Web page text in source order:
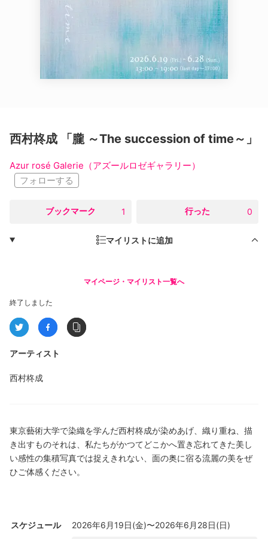
西村柊成 「朧 ～The succession of time～」
Azur rosé Galerie（アズールロゼギャラリー）
フォローする
ブックマーク 1 行った 0
マイリストに追加
マイページ・マイリスト一覧へ
終了しました
アーティスト
西村柊成
東京藝術大学で染織を学んだ西村柊成が染めあげ、織り重ね、描
き出すものそれは、私たちがかつてどこかへ置き忘れてきた美し
い感性の集積写真では捉えきれない、面の奥に宿る流麗の美をぜ
ひご体感ください。
スケジュール 2026年6月19日(金)〜2026年6月28日(日)